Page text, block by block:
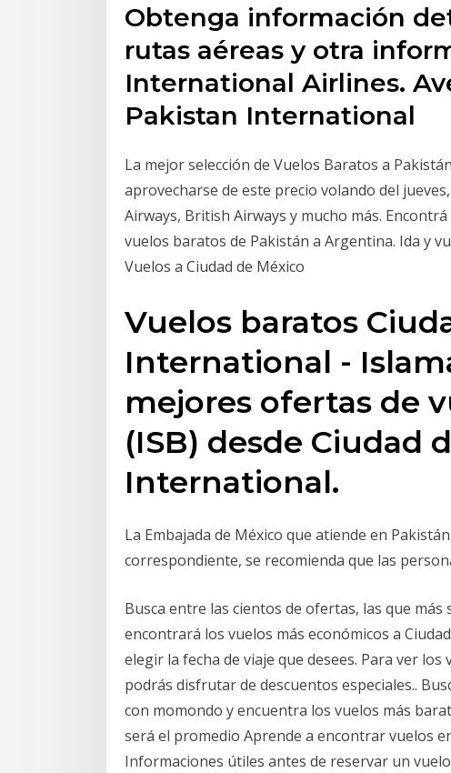
Obtenga información
rutas aéreas y otra
International Airlines.
Pakistan International
La mejor selección de Vuelos Baratos a
aprovecharse de este precio volando del
Airways, British Airways y mucho más.
vuelos baratos de Pakistán a Argentina. Ida y
Vuelos a Ciudad de México
Vuelos baratos
International -
mejores ofertas de
(ISB) desde Ciudad
International.
La Embajada de México que atiende en
correspondiente, se recomienda que las
Busca entre las cientos de ofertas, las que más
encontrará los vuelos más económicos a
elegir la fecha de viaje que desees. Para ver
podrás disfrutar de descuentos especiales..
con momondo y encuentra los vuelos más
será el promedio Aprende a encontrar vuelos
Informaciones útiles antes de reservar un